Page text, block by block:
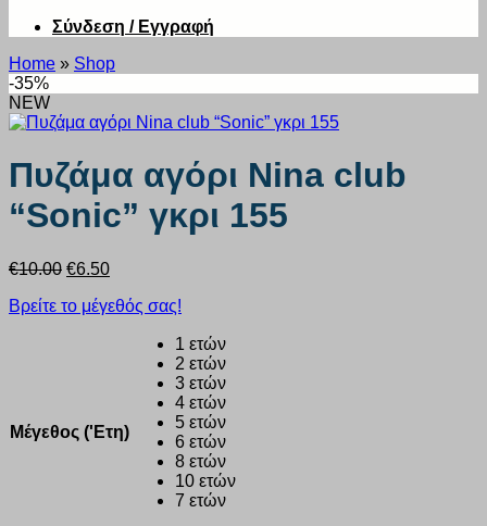
Σύνδεση / Εγγραφή
Home » Shop
-35%
NEW
Πυζάμα αγόρι Nina club
“Sonic” γκρι 155
€10.00 Original
was:
€6.50Η
τιμή
Βρείτε το μέγεθός σας!
Μέγεθος ('Ετη)
1 ετών
2 ετών
3 ετών
4 ετών
5 ετών
6 ετών
8 ετών
10 ετών
7 ετών